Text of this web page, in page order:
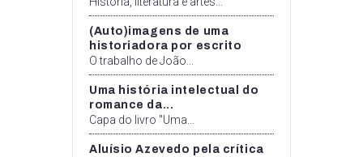
(Auto)imagens de uma
historiadora por escrito
O trabalho de João...
Uma história intelectual do
romance da...
Capa do livro "Uma...
Aluísio Azevedo pela crítica